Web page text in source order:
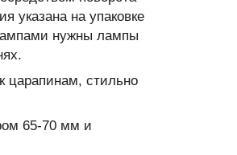
указана на упаковке
нужны лампы
царапинам, стильно
65-70 мм и